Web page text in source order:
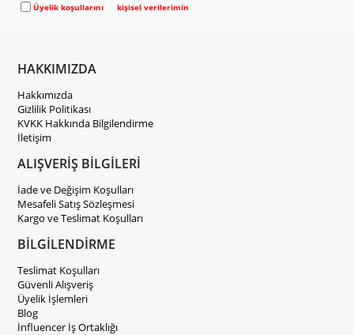
Üyelik koşullarını vekişisel verilerimin
HAKKIMIZDA
Hakkımızda
Gizlilik Politikası
KVKK Hakkında Bilgilendirme
İletişim
ALIŞVERİŞ BİLGİLERİ
İade ve Değişim Koşulları
Mesafeli Satış Sözleşmesi
Kargo ve Teslimat Koşulları
BİLGİLENDİRME
Teslimat Koşulları
Güvenli Alışveriş
Üyelik İşlemleri
Blog
İnfluencer İş Ortaklığı